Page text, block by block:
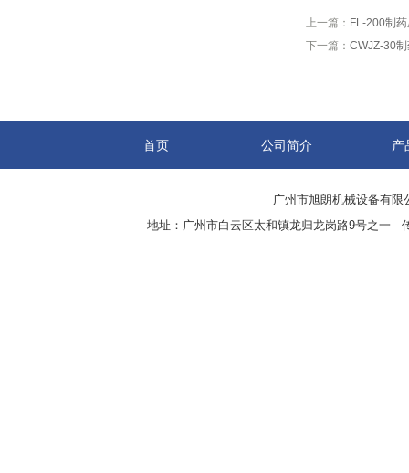
上一篇： FL-200制
下一篇： CWJZ-30
首页 公司简介 产
广州市旭朗机械设备有限
地址：广州市白云区太和镇龙归龙岗路9号之一